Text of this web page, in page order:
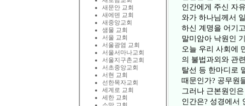
새문안 교회
새에덴 교회
새중앙교회
샘물 교회
서울 교회
서울광염 교회
서울서마나교회
서울지구촌교회
서초중앙교회
서현 교회
선한목자교회
세계로 교회
세한 교회
인간에게 주신 자
와가 하나님께서
하신 계명을 어기
말미암아 낙원인
오늘 우리 사회에
의 불법과외와 관
탈선 등 한마디로
때문인가? 공무원
그러나 근본원인
인간은? 성경에서